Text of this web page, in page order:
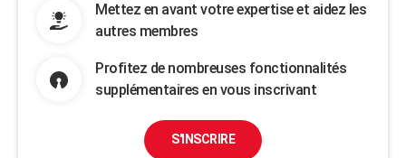
Mettez en avant votre expertise et aidez les
autres membres
Profitez de nombreuses fonctionnalités
supplémentaires en vous inscrivant
S'INSCRIRE